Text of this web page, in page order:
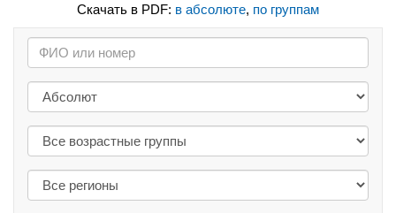
Скачать в PDF: в абсолюте, по группам